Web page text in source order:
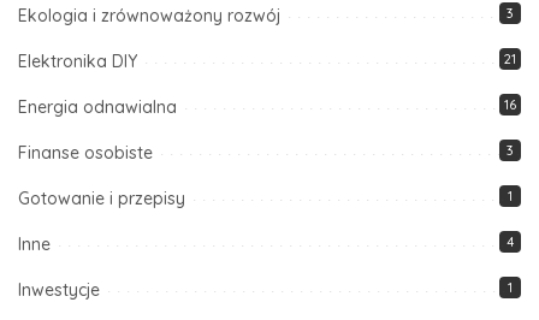
Ekologia i zrównoważony rozwój 3
Elektronika DIY 21
Energia odnawialna 16
Finanse osobiste 3
Gotowanie i przepisy 1
Inne 4
Inwestycje 1